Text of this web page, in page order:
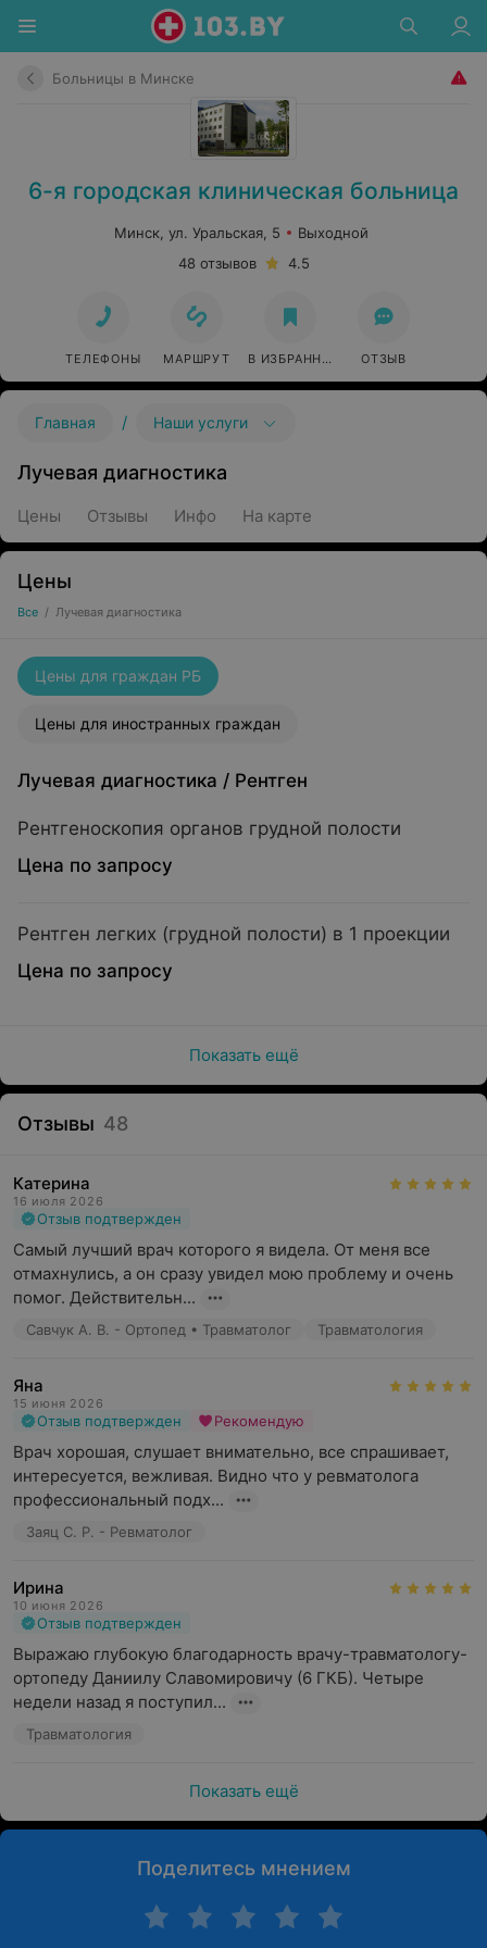
Больницы в Минске
6-я городская клиническая больница
Минск, ул. Уральская, 5
Выходной
48 отзывов
4.5
ТЕЛЕФОНЫ МАРШРУТ В ИЗБРАННОЕ ОТЗЫВ
Главная / Наши услуги
Лучевая диагностика
Цены Отзывы Инфо На карте
Цены
Все / Лучевая диагностика
Цены для граждан РБ
Цены для иностранных граждан
Лучевая диагностика / Рентген
Рентгеноскопия органов грудной полости
Цена по запросу
Рентген легких (грудной полости) в 1 проекции
Цена по запросу
Показать ещё
Отзывы 48
Катерина
16 июля 2026
Отзыв подтвержден
Самый лучший врач которого я видела. От меня все
отмахнулись, а он сразу увидел мою проблему и очень
помог. Действительн...
Савчук А. В. - Ортопед • Травматолог Травматология
Яна
15 июня 2026
Отзыв подтвержден Рекомендую
Врач хорошая, слушает внимательно, все спрашивает,
интересуется, вежливая. Видно что у ревматолога
профессиональный подх...
Заяц С. Р. - Ревматолог
Ирина
10 июня 2026
Отзыв подтвержден
Выражаю глубокую благодарность врачу-травматологу-
ортопеду Даниилу Славомировичу (6 ГКБ). Четыре
недели назад я поступил...
Травматология
Показать ещё
Поделитесь мнением